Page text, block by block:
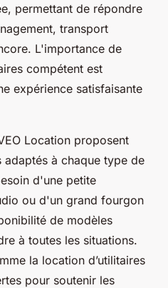
permettant de répondre
transport
L'importance de
compétent est
expérience satisfaisante
Location proposent
adaptés à chaque type de
d'une petite
ou d'un grand fourgon
de modèles
à toutes les situations.
la location d’utilitaires
pour soutenir les